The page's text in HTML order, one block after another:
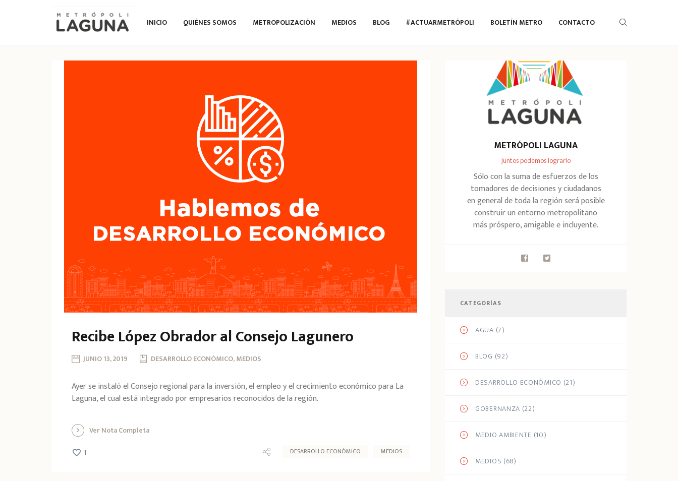
INICIO QUIÉNES SOMOS METROPOLIZACIÓN MEDIOS BLOG #ACTUARMETRÓPOLI BOLETÍN METRO CONTACTO
Recibe López Obrador al Consejo Lagunero
JUNIO 13, 2019 DESARROLLO ECONÓMICO, MEDIOS
Ayer se instaló el Consejo regional para la inversión, el empleo y el crecimiento económico para La
Laguna, el cual está integrado por empresarios reconocidos de la región.
Ver Nota Completa
1
DESARROLLO ECONÓMICO MEDIOS
METRÓPOLI LAGUNA
Juntos podemos lograrlo
Sólo con la suma de esfuerzos de los
tomadores de decisiones y ciudadanos
en general de toda la región será posible
construir un entorno metropolitano
más próspero, amigable e incluyente.
CATEGORÍAS
AGUA (7)
BLOG (92)
DESARROLLO ECONÓMICO (21)
GOBERNANZA (22)
MEDIO AMBIENTE (10)
MEDIOS (68)